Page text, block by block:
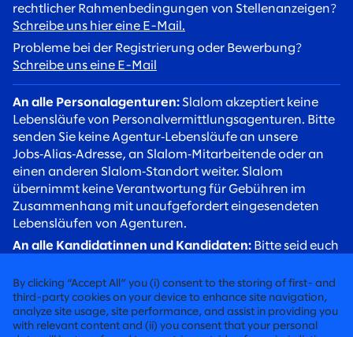
rechtlicher Rahmenbedingungen von Stellenanzeigen?
Schreibe uns hier eine E-Mail.
Probleme bei der Registrierung oder Bewerbung?
Schreibe uns eine E-Mail
An alle Personalagenturen: Slalom akzeptiert keine
Lebensläufe von Personalvermittlungsagenturen. Bitte
senden Sie keine Agentur‑Lebensläufe an unsere
Jobs‑Alias‑Adresse, an Slalom‑Mitarbeitende oder an
einen anderen Slalom‑Standort weiter. Slalom
übernimmt keine Verantwortung für Gebühren im
Zusammenhang mit unaufgefordert eingesendeten
Lebensläufen von Agenturen.
An alle Kandidatinnen und Kandidaten: Bitte seid euch
Recruiter werden euch stets über eine
@slalom.com‑E‑Mail‑Adresse kontaktieren, und wir
erheben niemals Gebühren von Kandidaten im Rahmen
unseres Einstellungsverfahrens.
By clicking “Accept All” you (i) consent to the storing of first- and
third-party cookies on your device to enhance site navigation,
analyze site usage, site performance, and assist in providing you
with relevant content and (ii) you consent that your personal